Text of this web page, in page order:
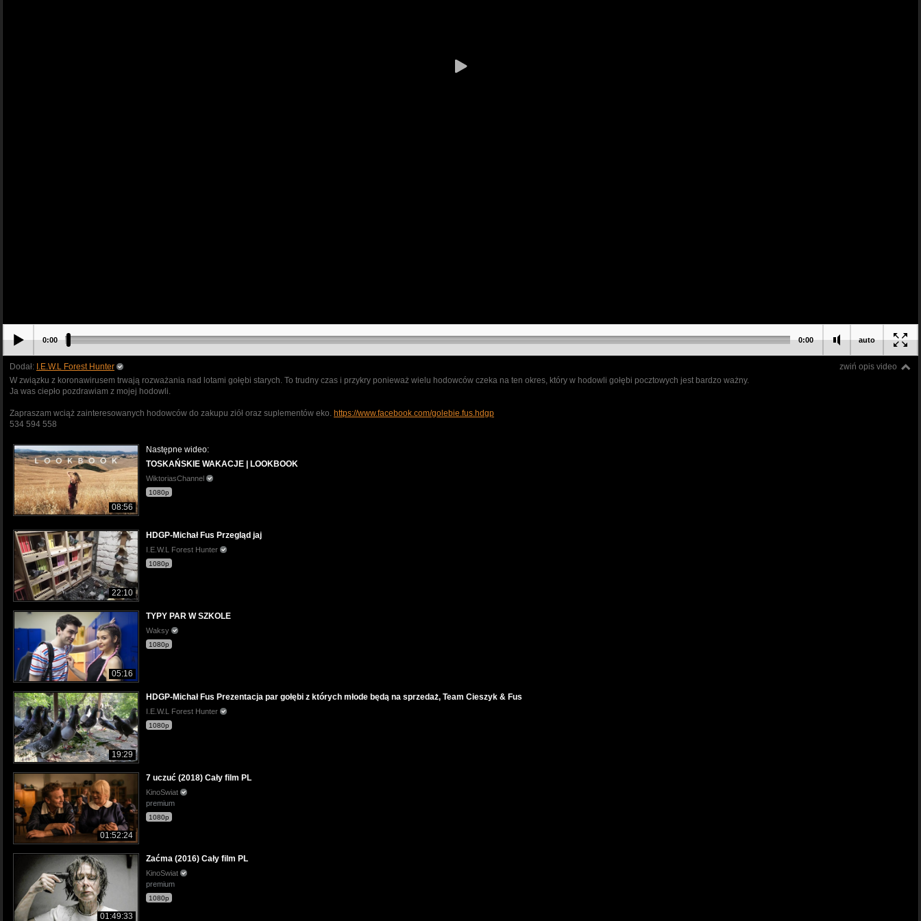
auto
0:00 0:00
zwiń opis video
Dodał: I.E.W.L Forest Hunter
W związku z koronawirusem trwają rozważania nad lotami gołębi starych. To trudny czas i przykry ponieważ wielu hodowców czeka na ten okres, który w hodowli gołębi pocztowych jest bardzo ważny.
Ja was ciepło pozdrawiam z mojej hodowli.
Zapraszam wciąż zainteresowanych hodowców do zakupu ziół oraz suplementów eko. https://www.facebook.com/golebie.fus.hdgp
534 594 558
08:56
Następne wideo:
TOSKAŃSKIE WAKACJE | LOOKBOOK
WiktoriasChannel
1080p
22:10
HDGP-Michał Fus Przegląd jaj
I.E.W.L Forest Hunter
1080p
05:16
TYPY PAR W SZKOLE
Waksy
1080p
19:29
HDGP-Michał Fus Prezentacja par gołębi z których młode będą na sprzedaż, Team Cieszyk & Fus
I.E.W.L Forest Hunter
1080p
01:52:24
7 uczuć (2018) Cały film PL
KinoSwiat
premium
1080p
01:49:33
Zaćma (2016) Cały film PL
KinoSwiat
premium
1080p